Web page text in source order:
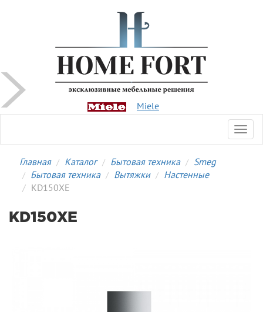
Miele
Главная Каталог Бытовая техника
Smeg
Бытовая техника
Вытяжки
Настенные
KD150XE
KD150XE